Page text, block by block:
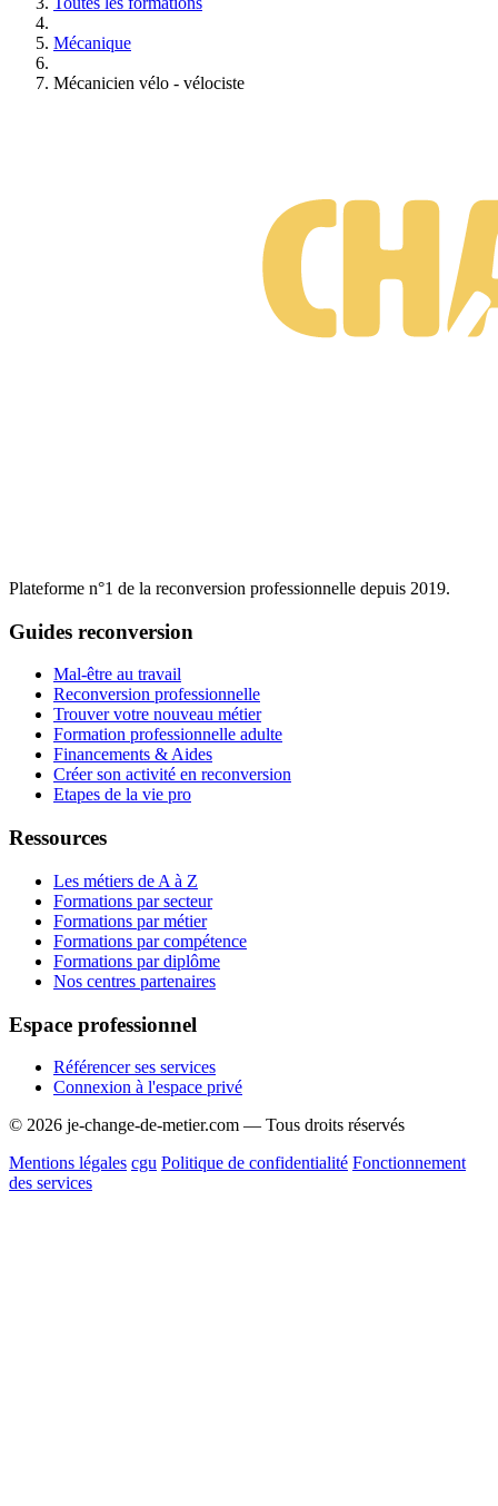
Mécanique
Mécanicien vélo - vélociste
Plateforme n°1 de la reconversion professionnelle depuis 2019.
Guides reconversion
Mal-être au travail
Reconversion professionnelle
Trouver votre nouveau métier
Formation professionnelle adulte
Financements & Aides
Créer son activité en reconversion
Etapes de la vie pro
Ressources
Les métiers de A à Z
Formations par secteur
Formations par métier
Formations par compétence
Formations par diplôme
Nos centres partenaires
Espace professionnel
Référencer ses services
Connexion à l'espace privé
© 2026 je-change-de-metier.com — Tous droits réservés
Mentions légales cgu Politique de confidentialité Fonctionnement
des services